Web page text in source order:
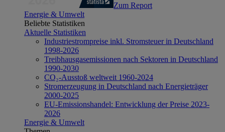
Zum Report
Energie & Umwelt
Beliebte Statistiken
Aktuelle Statistiken
Industriestrompreise inkl. Stromsteuer in Deutschland
1998-2026
Treibhausgasemissionen nach Sektoren in Deutschland
1990-2030
CO₂-Ausstoß weltweit 1960-2024
Stromerzeugung in Deutschland nach Energieträger
2000-2025
EU-Emissionshandel: Entwicklung der Preise 2023-
2026
Energie & Umwelt